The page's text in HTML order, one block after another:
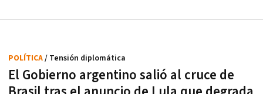
El Gobierno argentino salió al cruce de
POLÍTICA/ Tensión diplomática